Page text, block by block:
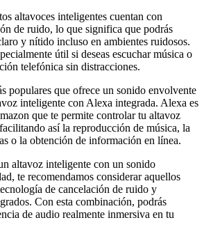
altavoces inteligentes cuentan con
de ruido, lo que significa que podrás
y nítido incluso en ambientes ruidosos.
útil si deseas escuchar música o
telefónica sin distracciones.
populares que ofrece un sonido envolvente
inteligente con Alexa integrada. Alexa es
que te permite controlar tu altavoz
así la reproducción de música, la
o la obtención de información en línea.
altavoz inteligente con un sonido
te recomendamos considerar aquellos
de cancelación de ruido y
Con esta combinación, podrás
de audio realmente inmersiva en tu